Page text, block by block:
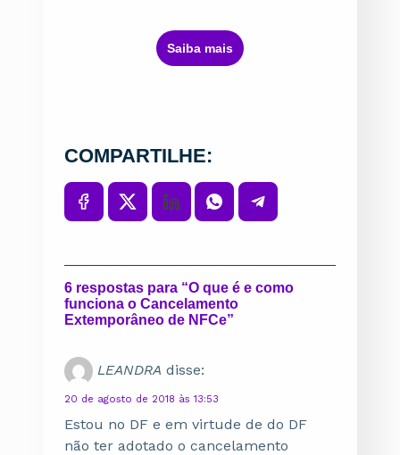
ㅤSaiba maisㅤ
COMPARTILHE:
6 respostas para “O que é e como
funciona o Cancelamento
Extemporâneo de NFCe”
LEANDRA disse:
20 de agosto de 2018 às 13:53
Estou no DF e em virtude de do DF
não ter adotado o cancelamento